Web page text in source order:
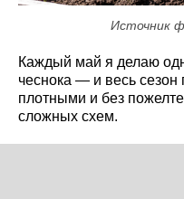
Источник
Каждый май я делаю
чеснока — и весь
плотными и без
сложных схем.